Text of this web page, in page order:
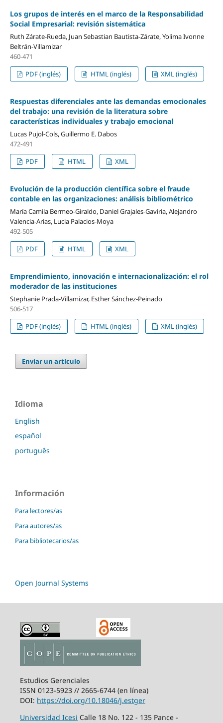
Los grupos de interés en el marco de la Responsabilidad
Social Empresarial: revisión sistemática
Ruth Zárate-Rueda, Juan Sebastian Bautista-Zárate, Yolima Ivonne
Beltrán-Villamizar
460-471
PDF (inglés)
HTML (inglés) XML (inglés)
Respuestas diferenciales ante las demandas emocionales
del trabajo: una revisión de la literatura sobre
características individuales y trabajo emocional
Lucas Pujol-Cols, Guillermo E. Dabos
472-491
PDF
HTML XML
Evolución de la producción científica sobre el fraude
contable en las organizaciones: análisis bibliométrico
María Camila Bermeo-Giraldo, Daniel Grajales-Gaviria, Alejandro
Valencia-Arias, Lucia Palacios-Moya
492-505
PDF
HTML XML
Emprendimiento, innovación e internacionalización: el rol
moderador de las instituciones
Stephanie Prada-Villamizar, Esther Sánchez-Peinado
506-517
PDF (inglés)
HTML (inglés) XML (inglés)
Enviar un artículo
Idioma
English
español
português
Información
Para lectores/as
Para autores/as
Para bibliotecarios/as
Open Journal Systems
Estudios Gerenciales
ISSN 0123-5923 // 2665-6744 (en línea)
DOI: https://doi.org/10.18046/j.estger
Universidad Icesi Calle 18 No. 122 - 135 Pance -